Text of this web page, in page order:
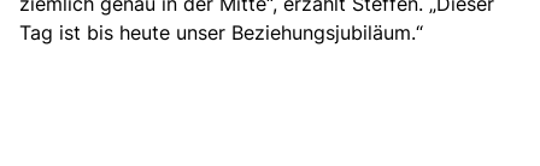
Tag ist bis heute unser Beziehungsjubiläum.“